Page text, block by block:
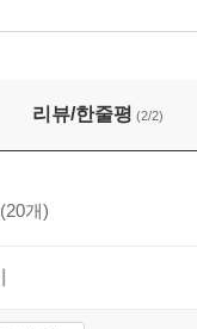
리뷰/한줄평 (2/2)
(20개)